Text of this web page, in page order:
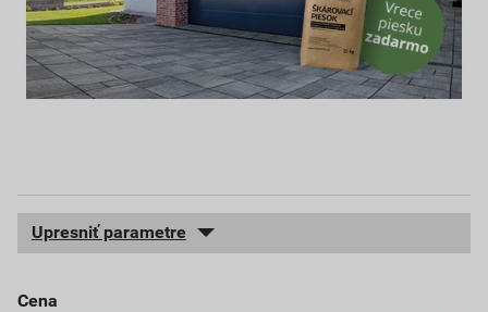
Upresniť parametre
Cena